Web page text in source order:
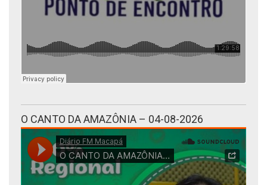
O CANTO DA AMAZÔNIA – 04-08-2026